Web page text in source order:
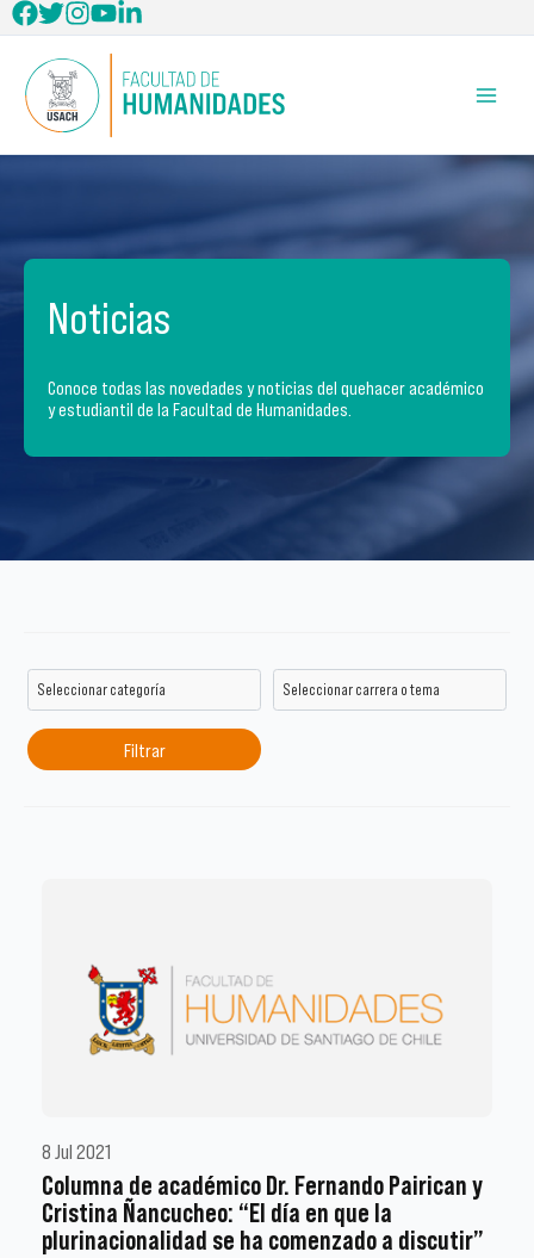
al
contenido
Noticias
Conoce todas las novedades y noticias del quehacer académico
y estudiantil de la Facultad de Humanidades.
8 Jul 2021
Columna de académico Dr. Fernando Pairican y
Cristina Ñancucheo: “El día en que la
plurinacionalidad se ha comenzado a discutir”